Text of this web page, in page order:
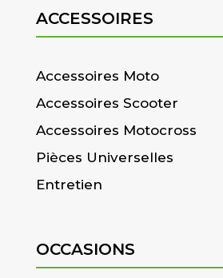
ACCESSOIRES
Accessoires Moto
Accessoires Scooter
Accessoires Motocross
Pièces Universelles
Entretien
OCCASIONS